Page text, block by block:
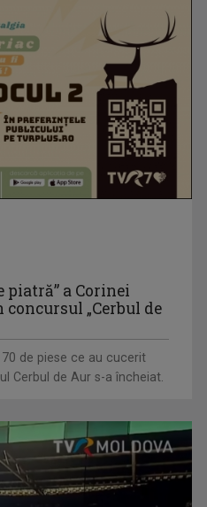
din opera lui Mihail
piatră” a Corinei
„Cerbul de
de piese ce au cucerit
Cerbul de Aur s-a încheiat.